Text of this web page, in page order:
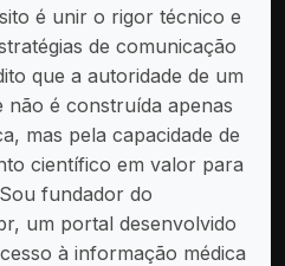
é unir o rigor técnico e
de comunicação
que a autoridade de um
não é construída apenas
mas pela capacidade de
científico em valor para
fundador do
um portal desenvolvido
à informação médica